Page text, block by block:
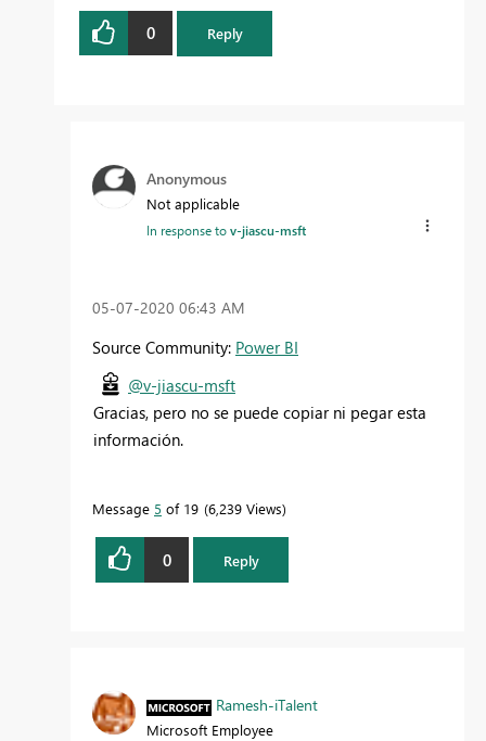
0 Reply
Anonymous
Not applicable
In response tov-jiascu-msft
‎05-07-2020 06:43 AM
Source Community: Power BI
@v-jiascu-msft
Gracias, pero no se puede copiar ni pegar esta
información.
Message 5 of 19 6,239 Views
0 Reply
Ramesh-iTalent
Microsoft Employee